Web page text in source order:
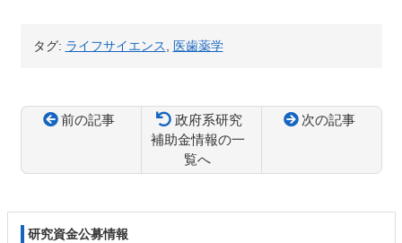
タグ: ライフサイエンス, 医歯薬学
前の記事
政府系研究
補助金情報の一
覧へ
次の記事
研究資金公募情報